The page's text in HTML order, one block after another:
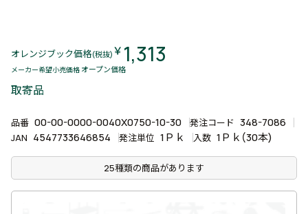
オレンジブック価格(税抜) ￥ 1,313
メーカー希望小売価格 オープン価格
取寄品
品番 00-00-0000-0040X0750-10-30 発注コード 348-7086
JAN 4547733646854 発注単位 1Ｐｋ 入数 1Ｐｋ(30本)
25種類の商品があります